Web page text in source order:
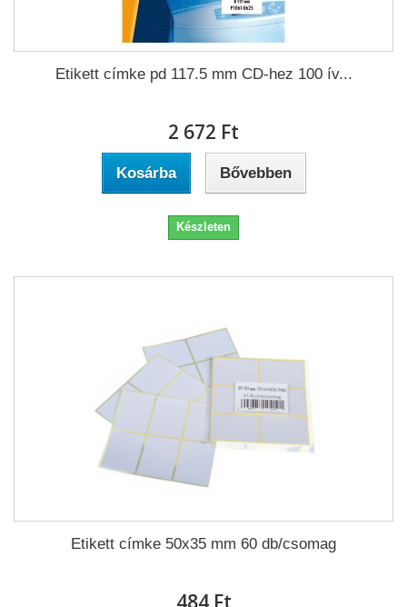
Etikett címke pd 117.5 mm CD-hez 100 ív...
2 672 Ft‎
Kosárba Bővebben
Készleten
Etikett címke 50x35 mm 60 db/csomag
484 Ft‎